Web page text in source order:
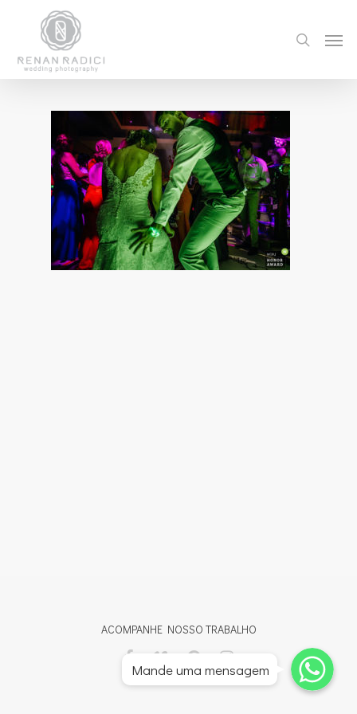
ACOMPANHE NOSSO TRABALHO
Whatsapp
Whatsapp
Whatsapp
Mande uma mensagem